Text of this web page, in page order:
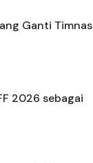
Ganti Timnas
2026 sebagai